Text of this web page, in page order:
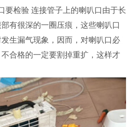
检验 连接管子上的喇叭口由于长
有很深的一圈压痕，这些喇叭口
生漏气现象，因而，对喇叭口必
合格的一定要割掉重扩，这样才